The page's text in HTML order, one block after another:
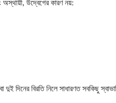
অস্থায়ী, উদ্বেগের কারণ নয়:
দিনের বিরতি নিলে সাধারণত সবকিছু